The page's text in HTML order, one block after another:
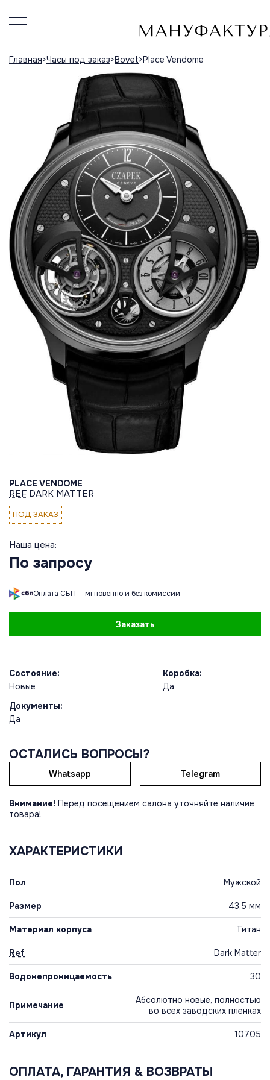
Главная Часы под заказ Bovet Place Vendome
PLACE VENDOME
REF DARK MATTER
ПОД ЗАКАЗ
Наша цена:
По запросу
Оплата СБП — мгновенно и без комиссии
Заказать
Состояние:
Новые
Коробка:
Да
Документы:
Да
ОСТАЛИСЬ ВОПРОСЫ?
Whatsapp Telegram
Внимание! Перед посещением салона уточняйте наличие
товара!
ХАРАКТЕРИСТИКИ
Пол Мужской
Размер 43,5 мм
Материал корпуса Титан
Ref Dark Matter
Водонепроницаемость 30
Примечание
Абсолютно новые, полностью
во всех заводских пленках
Артикул 10705
ОПЛАТА, ГАРАНТИЯ & ВОЗВРАТЫ